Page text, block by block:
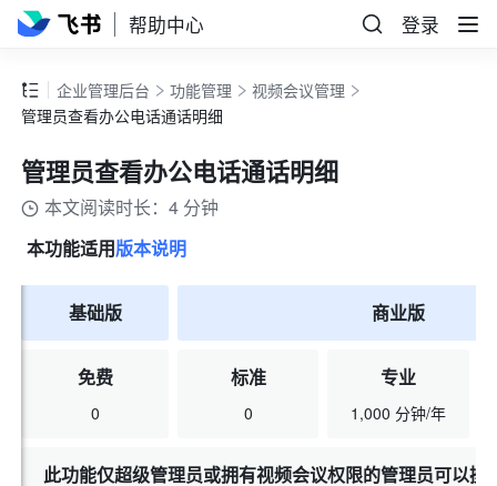
帮助中心 登录
企业管理后台 功能管理
视频会议管理
管理员查看办公电话通话明细
管理员查看办公电话通话明细
本文阅读时长：4 分钟
本功能适用版本说明
基础版
免费
0
商业版
标准
0
专业
1,000 分钟/年
此功能仅超级管理员或拥有视频会议权限的管理员可以操